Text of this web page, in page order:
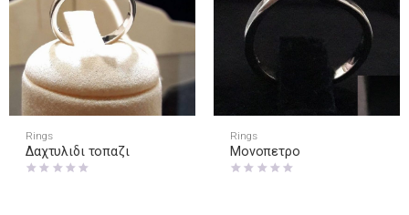
Rings
Δαχτυλιδι τοπαζι
Rings
Μονοπετρο